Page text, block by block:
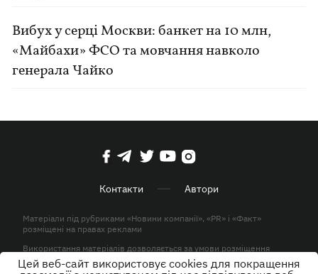
Вибух у серці Москви: банкет на 10 млн,
«Майбахи» ФСО та мовчання навколо
генерала Чайко
Контакти Автори
Матеріали під рубриками «Новини компанії», «PR» і «Факт»
розміщені на правах реклами
Використання матеріалів дозволяється за умови розміщення
активного гіперпосилання на KP.UA в першому абзаці.
Цей веб-сайт використовує cookies для покращення